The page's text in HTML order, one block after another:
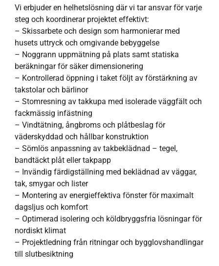
Vi erbjuder en helhetslösning där vi tar ansvar för varje
steg och koordinerar projektet effektivt:
– Skissarbete och design som harmonierar med
husets uttryck och omgivande bebyggelse
– Noggrann uppmätning på plats samt statiska
beräkningar för säker dimensionering
– Kontrollerad öppning i taket följt av förstärkning av
takstolar och bärlinor
– Stomresning av takkupa med isolerade väggfält och
fackmässig infästning
– Vindtätning, ångbroms och plåtbeslag för
väderskyddad och hållbar konstruktion
– Sömlös anpassning av takbeklädnad – tegel,
bandtäckt plåt eller takpapp
– Invändig färdigställning med beklädnad av väggar,
tak, smygar och lister
– Montering av energieffektiva fönster för maximalt
dagsljus och komfort
– Optimerad isolering och köldbryggsfria lösningar för
nordiskt klimat
– Projektledning från ritningar och bygglovshandlingar
till slutbesiktning